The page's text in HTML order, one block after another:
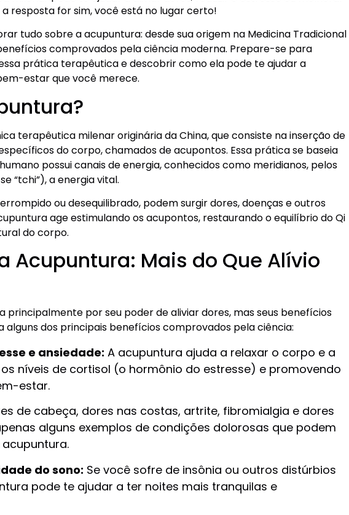
a resposta for sim, você está no lugar certo!
tudo sobre a acupuntura: desde sua origem na Medicina Tradicional
comprovados pela ciência moderna. Prepare-se para
prática terapêutica e descobrir como ela pode te ajudar a
estar que você merece.
terapêutica milenar originária da China, que consiste na inserção de
do corpo, chamados de acupontos. Essa prática se baseia
possui canais de energia, conhecidos como meridianos, pelos
“tchi”), a energia vital.
ou desequilibrado, podem surgir dores, doenças e outros
age estimulando os acupontos, restaurando o equilíbrio do Qi
do corpo.
Acupuntura: Mais do Que Alívio
principalmente por seu poder de aliviar dores, mas seus benefícios
alguns dos principais benefícios comprovados pela ciência:
e ansiedade: A acupuntura ajuda a relaxar o corpo e a
níveis de cortisol (o hormônio do estresse) e promovendo
estar.
de cabeça, dores nas costas, artrite, fibromialgia e dores
alguns exemplos de condições dolorosas que podem
do sono: Se você sofre de insônia ou outros distúrbios
pode te ajudar a ter noites mais tranquilas e